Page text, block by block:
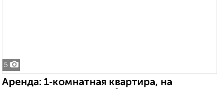
5
Аренда: 1‑комнатная квартира, на